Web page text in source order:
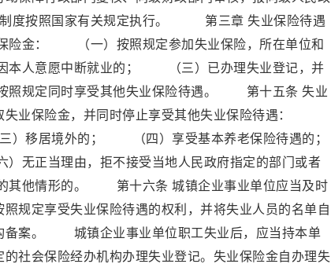
度按照国家有关规定执行。 第三章 失业保险待遇
险金： （一）按照规定参加失业保险，所在单位和
人意愿中断就业的； （三）已办理失业登记，并
规定同时享受其他失业保险待遇。 第十五条 失业
失业保险金，并同时停止享受其他失业保险待遇：
移居境外的； （四）享受基本养老保险待遇的；
正当理由，拒不接受当地人民政府指定的部门或者
他情形的。 第十六条 城镇企业事业单位应当及时
规定享受失业保险待遇的权利，并将失业人员的名单自
备案。 城镇企业事业单位职工失业后，应当持本单
社会保险经办机构办理失业登记。失业保险金自办理失